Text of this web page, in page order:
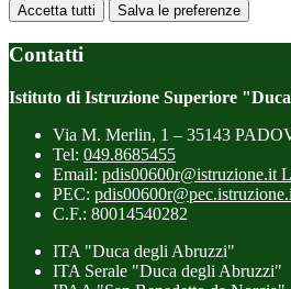
Accetta tutti Salva le preferenze
Contatti
Istituto di Istruzione Superiore
Via M. Merlin, 1 – 35143
Tel: 049.8685455
Email: pdis00600r@istruzione.it
PEC:
C.F.: 80014540282
ITA "Duca degli Abruzzi"
ITA Serale "Duca degli Abruzzi"